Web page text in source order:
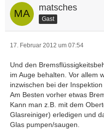
matsches
Gast
17. Februar 2012 um 07:54
Und den
im Auge behalten. Vor allem
inzwischen bei der
Am Besten vorher etwas
Kann man z.B. mit dem
Glasreiniger) erledigen und
Glas pumpen/saugen.